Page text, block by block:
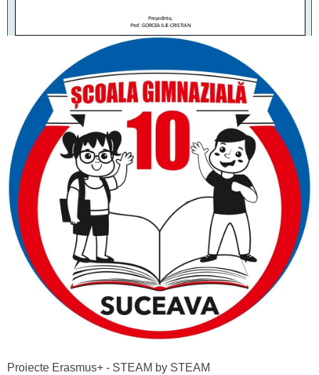
Proiecte Erasmus+ - STEAM by STEAM